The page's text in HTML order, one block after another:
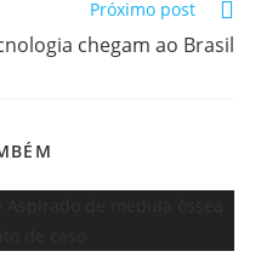
Próximo post
chegam ao Brasil